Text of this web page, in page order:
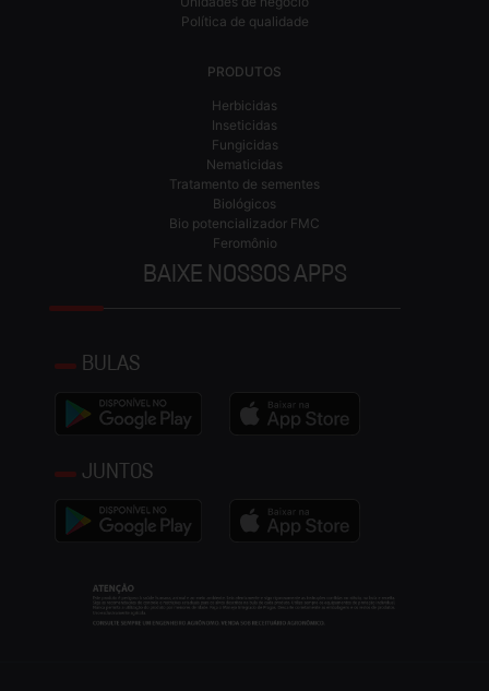
Política de qualidade
PRODUTOS
Herbicidas
Inseticidas
Fungicidas
Nematicidas
Tratamento de sementes
Biológicos
Bio potencializador FMC
Feromônio
BAIXE NOSSOS APPS
BULAS
JUNTOS